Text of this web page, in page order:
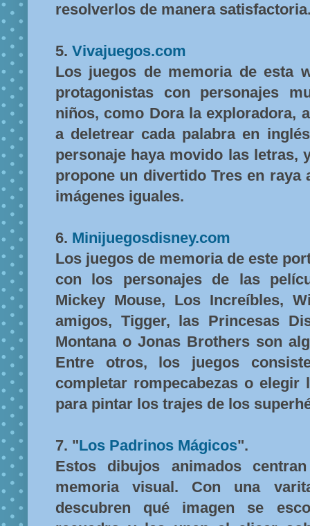
resolverlos de manera
5. Vivajuegos.com
Los juegos de memoria de esta
protagonistas con personajes
niños, como Dora la exploradora,
a deletrear cada palabra en
personaje haya movido las letras,
propone un divertido Tres en raya
imágenes iguales.
6. Minijuegosdisney.com
Los juegos de memoria de este
con los personajes de las
Mickey Mouse, Los Increíbles,
amigos, Tigger, las Princesas
Montana o Jonas Brothers son
Entre otros, los juegos
completar rompecabezas o elegir
para pintar los trajes de los
7. "Los Padrinos Mágicos".
Estos dibujos animados
memoria visual. Con una
descubren qué imagen se